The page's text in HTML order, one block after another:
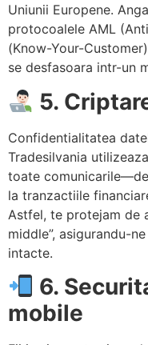
Uniunii Europene.
protocoalele AML
(Know-Your-
se desfasoara intr-un
5.
Confidentialitatea
Tradesilvania
toate
la tranzactiile
Astfel, te protejam de
middle”, asigurandu-
intacte.
6.
mobile